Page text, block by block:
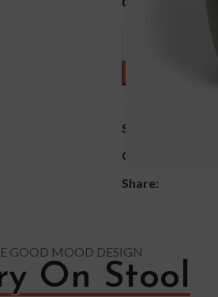
SKU:
Category:
Share:
GOOD MOOD DESIGN
On Stool